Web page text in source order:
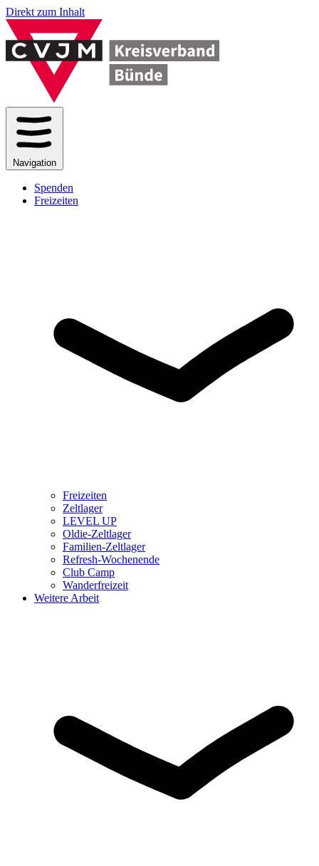
Direkt zum Inhalt
Navigation
Spenden
Freizeiten
Freizeiten
Zeltlager
LEVEL UP
Oldie-Zeltlager
Familien-Zeltlager
Refresh-Wochenende
Club Camp
Wanderfreizeit
Weitere Arbeit